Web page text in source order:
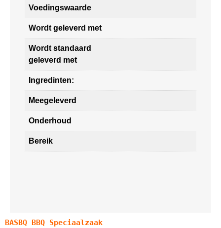
Voedingswaarde
Wordt geleverd met
Wordt standaard
geleverd met
Ingredinten:
Meegeleverd
Onderhoud
Bereik
BASBQ BBQ Speciaalzaak